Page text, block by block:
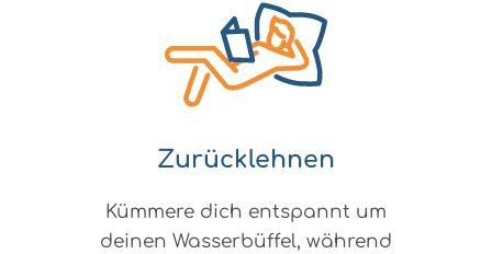
Zurücklehnen
Kümmere dich entspannt um
deinen Wasserbüffel, während